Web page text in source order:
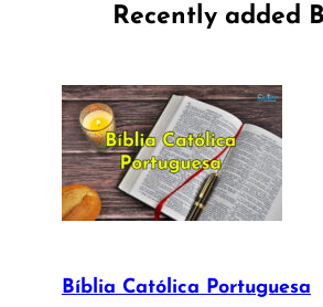
Recently added
Bíblia Católica Portuguesa